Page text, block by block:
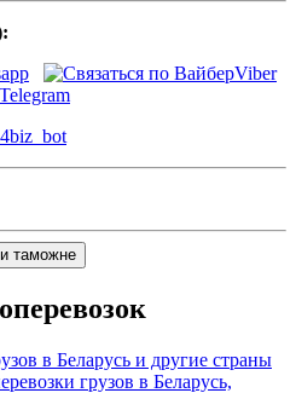
Viber
Telegram
в Беларусь и другие страны
грузов в Беларусь,